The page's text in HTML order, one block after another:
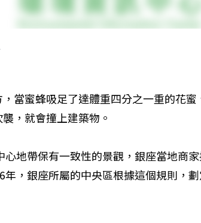
當蜜蜂吸足了達體重四分之一重的花
，就會撞上建築物。
心地帶保有一致性的景觀，銀座當地商
年，銀座所屬的中央區根據這個規則，